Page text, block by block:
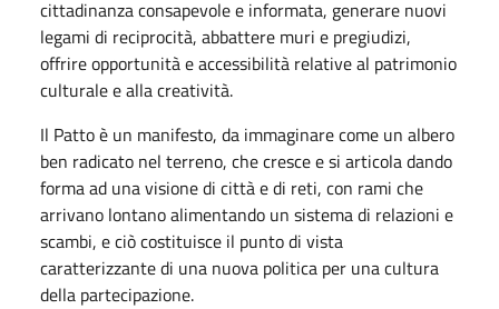
cittadinanza consapevole e informata, generare nuovi
legami di reciprocità, abbattere muri e pregiudizi,
offrire opportunità e accessibilità relative al patrimonio
culturale e alla creatività.
Il Patto è un manifesto, da immaginare come un albero
ben radicato nel terreno, che cresce e si articola dando
forma ad una visione di città e di reti, con rami che
arrivano lontano alimentando un sistema di relazioni e
scambi, e ciò costituisce il punto di vista
caratterizzante di una nuova politica per una cultura
della partecipazione.